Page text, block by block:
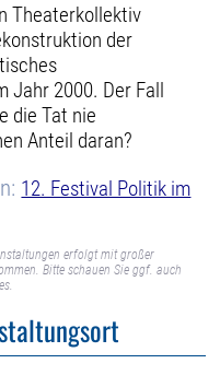
Theaterkollektiv
der
Jahr 2000. Der Fall
die Tat nie
Anteil daran?
12. Festival Politik im
erfolgt mit großer
Bitte schauen Sie ggf. auch